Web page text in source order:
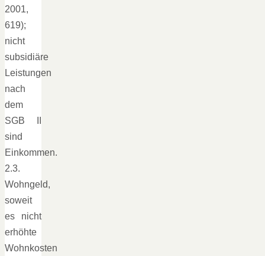
2001,
619);
nicht
subsidiäre
Leistungen
nach
dem
SGB II
sind
Einkommen.
2.3.
Wohngeld,
soweit
es nicht
erhöhte
Wohnkosten